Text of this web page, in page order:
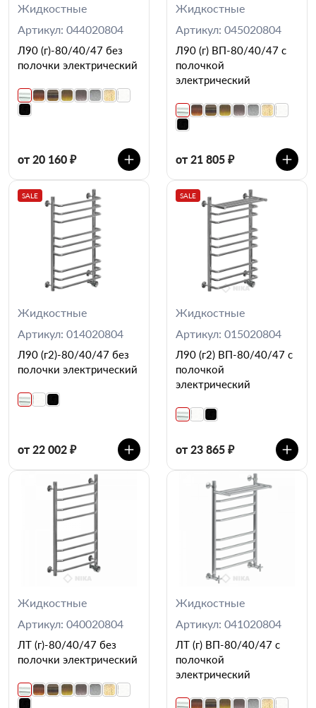
Жидкостные
Артикул: 044020804
Л90 (г)-80/40/47 без
полочки электрический
от 20 160 ₽
Жидкостные
Артикул: 045020804
Л90 (г) ВП-80/40/47 с
полочкой
электрический
от 21 805 ₽
SALE
Жидкостные
Артикул: 014020804
Л90 (г2)-80/40/47 без
полочки электрический
от 22 002 ₽
SALE
Жидкостные
Артикул: 015020804
Л90 (г2) ВП-80/40/47 с
полочкой
электрический
от 23 865 ₽
Жидкостные
Артикул: 040020804
ЛТ (г)-80/40/47 без
полочки электрический
Жидкостные
Артикул: 041020804
ЛТ (г) ВП-80/40/47 с
полочкой
электрический